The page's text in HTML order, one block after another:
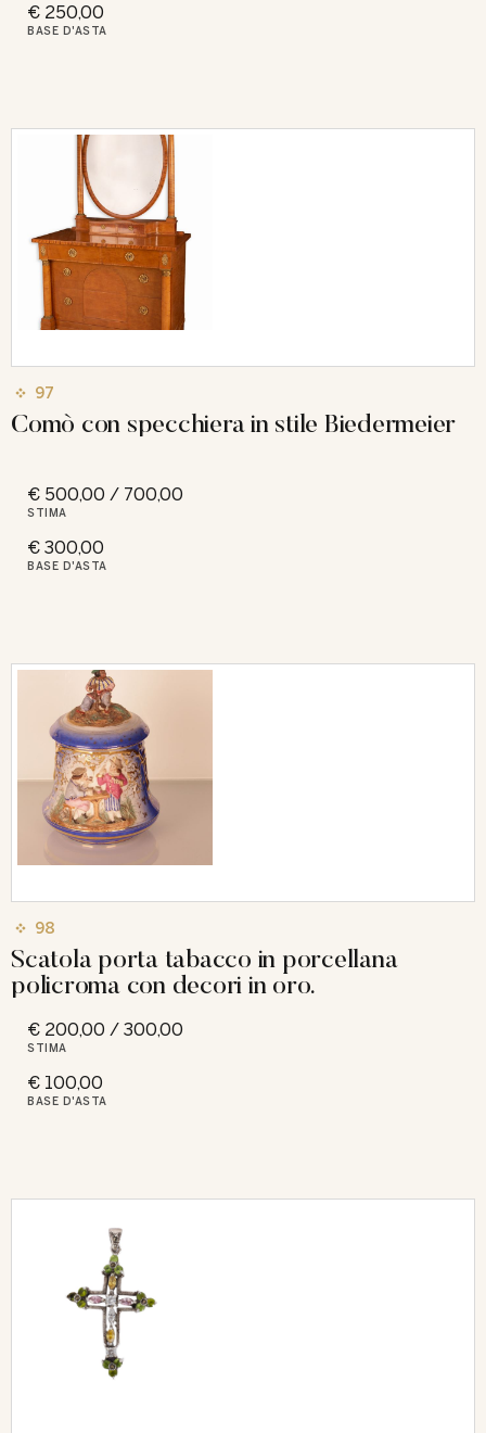
€ 250,00
BASE D'ASTA
97
Comò con specchiera in stile Biedermeier
€ 500,00 / 700,00
STIMA
€ 300,00
BASE D'ASTA
98
Scatola porta tabacco in porcellana
policroma con decori in oro.
€ 200,00 / 300,00
STIMA
€ 100,00
BASE D'ASTA